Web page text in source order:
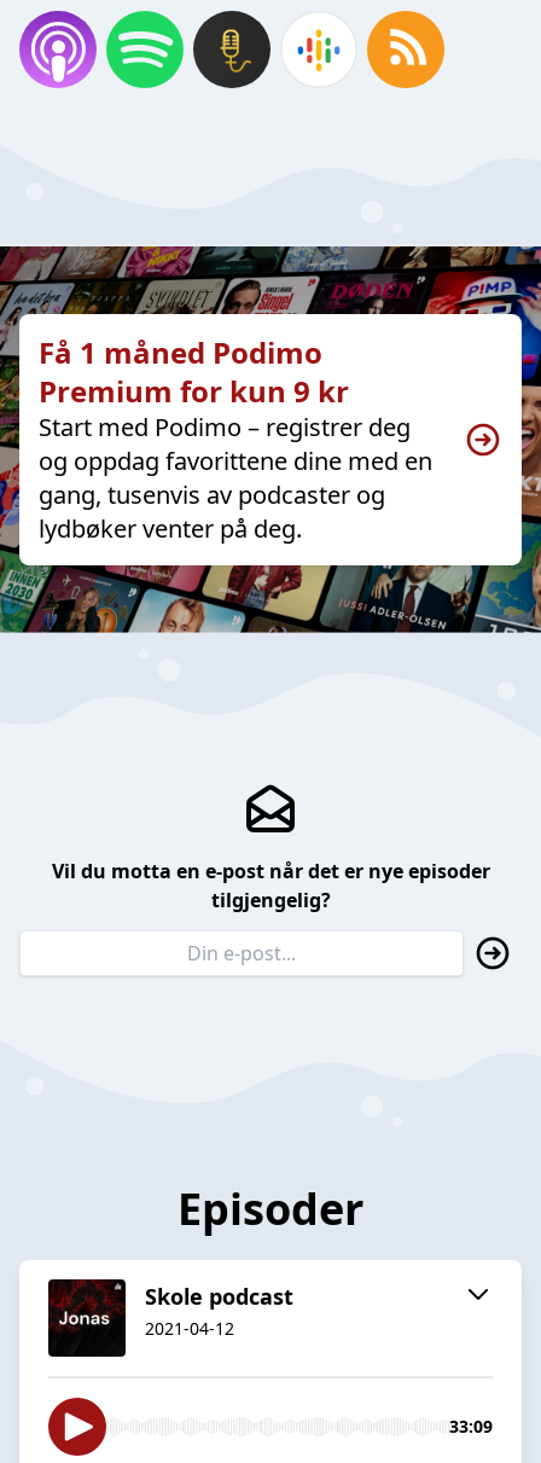
Få 1 måned Podimo
Premium for kun 9 kr
Start med Podimo – registrer deg
og oppdag favorittene dine med en
gang, tusenvis av podcaster og
lydbøker venter på deg.
Vil du motta en e-post når det er nye episoder
tilgjengelig?
Episoder
Skole podcast
2021-04-12
33:09